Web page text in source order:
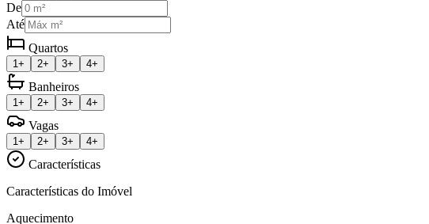
De
Até
Quartos
1+ 2+ 3+ 4+
Banheiros
1+ 2+ 3+ 4+
Vagas
1+ 2+ 3+ 4+
Características
Características do Imóvel
Aquecimento